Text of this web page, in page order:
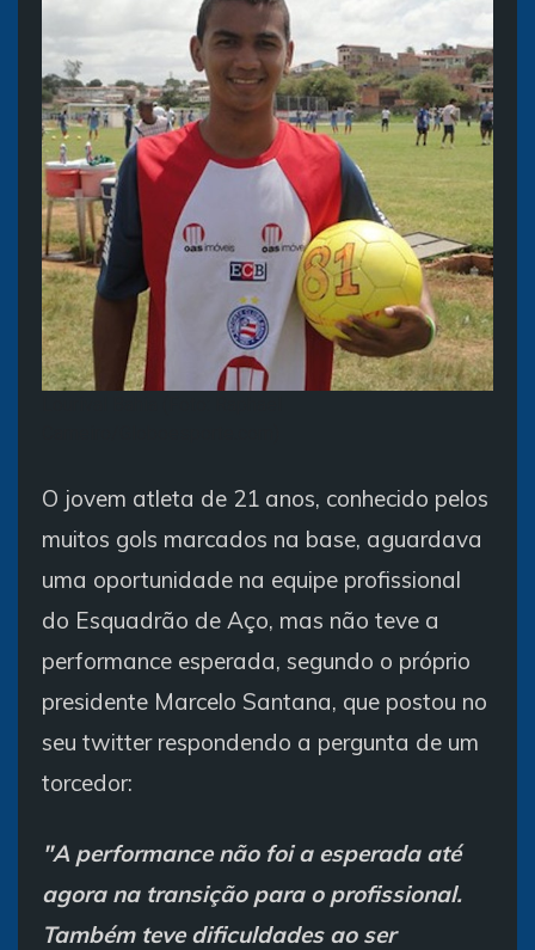
O jovem atleta de 21 anos, conhecido pelos
muitos gols marcados na base, aguardava
uma oportunidade na equipe profissional
do Esquadrão de Aço, mas não teve a
performance esperada, segundo o próprio
presidente Marcelo Santana, que postou no
seu twitter respondendo a pergunta de um
torcedor:
"A performance não foi a esperada até
agora na transição para o profissional.
Também teve dificuldades ao ser